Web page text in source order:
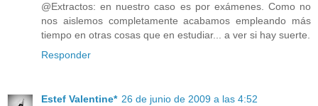
@Extractos: en nuestro caso es por exámenes. Como no
nos aislemos completamente acabamos empleando más
tiempo en otras cosas que en estudiar... a ver si hay suerte.
Responder
Estef Valentine* 26 de junio de 2009 a las 4:52